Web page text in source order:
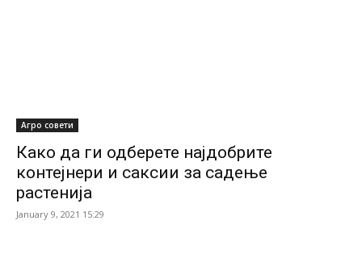
Агро совети
Како да ги одберете најдобрите
контејнери и саксии за садење
растенија
January 9, 2021 15:29